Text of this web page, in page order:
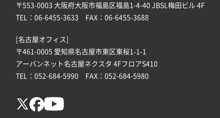
〒553-0003 大阪府大阪市福島区福島1-4-40 JBSL梅田ビル 4F
TEL：06-6455-3633 FAX：06-6455-3688
[名古屋オフィス]
〒461-0005 愛知県名古屋市東区東桜1-1-1
アーバンネット名古屋ネクスタ 4FフロアS410
TEL：052-684-5990 FAX：052-684-5980